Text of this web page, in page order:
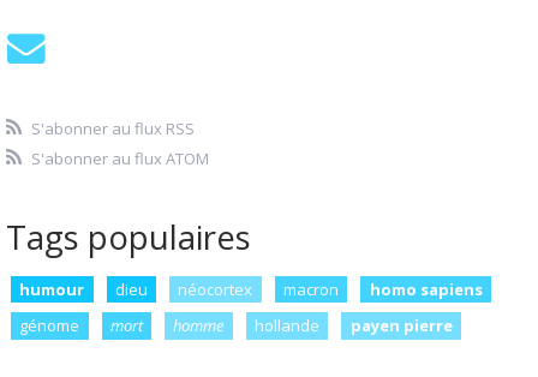
S'abonner au flux RSS
S'abonner au flux ATOM
Tags populaires
humour dieu néocortex macron
homo sapiens
génome
mort homme hollande payen pierre